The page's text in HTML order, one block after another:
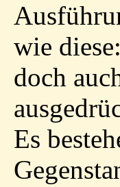
wie
doch
Es